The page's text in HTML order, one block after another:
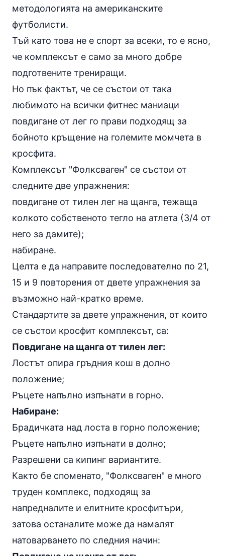
методологията на американските
футболисти.
Тъй като това не е спорт за всеки, то е ясно,
че комплексът е само за много добре
подготвените трениращи.
Но пък фактът, че се състои от така
любимото на всички фитнес маниаци
повдигане от лег го прави подходящ за
бойното кръщение на големите момчета в
кросфита.
Комплексът "Фолксваген" се състои от
следните две упражнения:
повдигане от тилен лег на щанга, тежаща
колкото собственото тегло на атлета (3/4 от
него за дамите);
набиране.
Целта е да направите последователно по 21,
15 и 9 повторения от двете упражнения за
възможно най-кратко време.
Стандартите за двете упражнения, от които
се състои кросфит комплексът, са:
Повдигане на щанга от тилен лег:
Лостът опира гръдния кош в долно
положение;
Ръцете напълно изпънати в горно.
Набиране:
Брадичката над лоста в горно положение;
Ръцете напълно изпънати в долно;
Разрешени са кипинг вариантите.
Както бе споменато, "Фолксваген" е много
труден комплекс, подходящ за
напредналите и елитните кросфитъри,
затова останалите може да намалят
натоварването по следния начин: